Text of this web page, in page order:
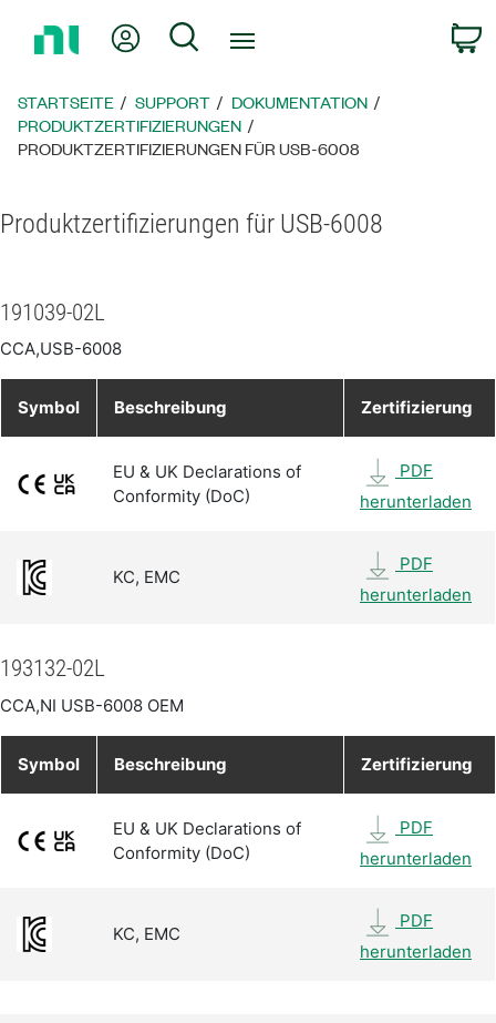
zur
Mein KontoSuche
STARTSEITE SUPPORT
DOKUMENTATION
PRODUKTZERTIFIZIERUNGEN
PRODUKTZERTIFIZIERUNGEN FÜR USB-6008
Produktzertifizierungen für USB-6008
191039-02L
CCA,USB-6008
Symbol Beschreibung Zertifizierung
EU & UK Declarations of
Conformity (DoC)
PDF
herunterladen
KC, EMC
PDF
herunterladen
193132-02L
CCA,NI USB-6008 OEM
Symbol Beschreibung Zertifizierung
EU & UK Declarations of
Conformity (DoC)
PDF
herunterladen
KC, EMC
PDF
herunterladen